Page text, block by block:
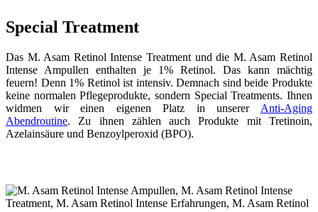
Special Treatment
Das M. Asam Retinol Intense Treatment und die M. Asam Retinol
Intense Ampullen enthalten je 1% Retinol. Das kann mächtig
feuern! Denn 1% Retinol ist intensiv. Demnach sind beide Produkte
keine normalen Pflegeprodukte, sondern Special Treatments. Ihnen
widmen wir einen eigenen Platz in unserer Anti-Aging
Abendroutine. Zu ihnen zählen auch Produkte mit Tretinoin,
Azelainsäure und Benzoylperoxid (BPO).